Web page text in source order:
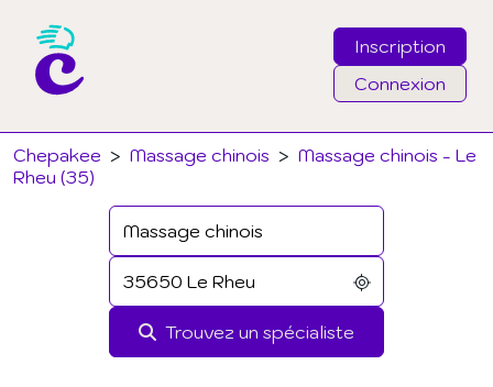
Inscription
Connexion
Chepakee > Massage chinois > Massage chinois - Le
Rheu (35)
Trouvez un spécialiste
Email
Mot de passe
J'ai oublié mon mot de passe
Connexion